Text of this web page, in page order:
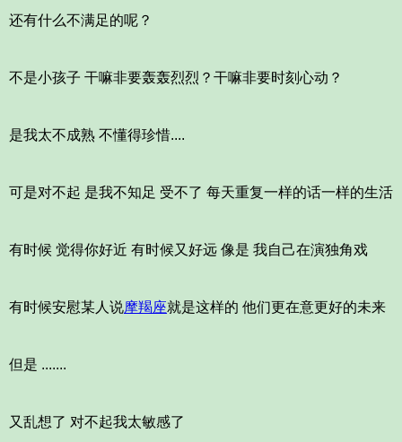
还有什么不满足的呢？
不是小孩子 干嘛非要轰轰烈烈？干嘛非要时刻心动？
是我太不成熟 不懂得珍惜....
可是对不起 是我不知足 受不了 每天重复一样的话一样的生活
有时候 觉得你好近 有时候又好远 像是 我自己在演独角戏
有时候安慰某人说摩羯座就是这样的 他们更在意更好的未来
但是 .......
又乱想了 对不起我太敏感了